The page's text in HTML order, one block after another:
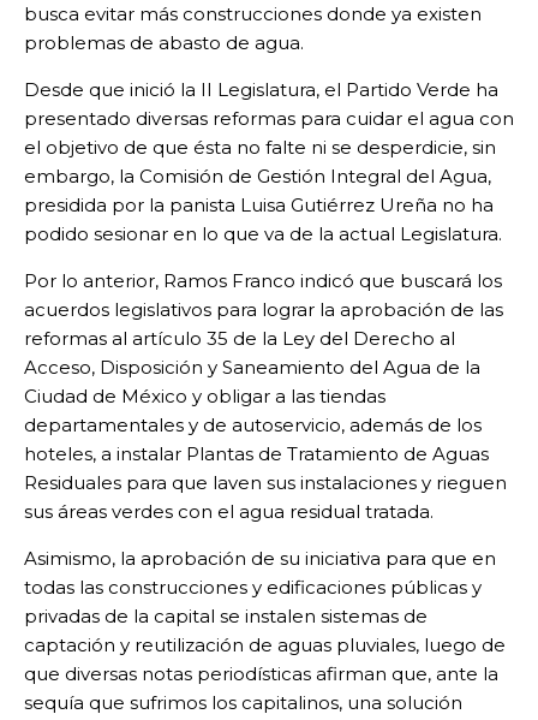
busca evitar más construcciones donde ya existen
problemas de abasto de agua.
Desde que inició la II Legislatura, el Partido Verde ha
presentado diversas reformas para cuidar el agua con
el objetivo de que ésta no falte ni se desperdicie, sin
embargo, la Comisión de Gestión Integral del Agua,
presidida por la panista Luisa Gutiérrez Ureña no ha
podido sesionar en lo que va de la actual Legislatura.
Por lo anterior, Ramos Franco indicó que buscará los
acuerdos legislativos para lograr la aprobación de las
reformas al artículo 35 de la Ley del Derecho al
Acceso, Disposición y Saneamiento del Agua de la
Ciudad de México y obligar a las tiendas
departamentales y de autoservicio, además de los
hoteles, a instalar Plantas de Tratamiento de Aguas
Residuales para que laven sus instalaciones y rieguen
sus áreas verdes con el agua residual tratada.
Asimismo, la aprobación de su iniciativa para que en
todas las construcciones y edificaciones públicas y
privadas de la capital se instalen sistemas de
captación y reutilización de aguas pluviales, luego de
que diversas notas periodísticas afirman que, ante la
sequía que sufrimos los capitalinos, una solución